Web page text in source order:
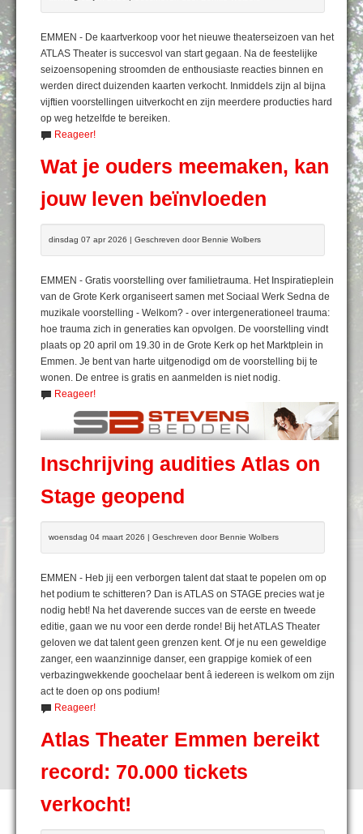
EMMEN - De kaartverkoop voor het nieuwe theaterseizoen van het
ATLAS Theater is succesvol van start gegaan. Na de feestelijke
seizoensopening stroomden de enthousiaste reacties binnen en
werden direct duizenden kaarten verkocht. Inmiddels zijn al bijna
vijftien voorstellingen uitverkocht en zijn meerdere producties hard
op weg hetzelfde te bereiken.
Reageer!
Wat je ouders meemaken, kan
jouw leven beïnvloeden
dinsdag 07 apr 2026 | Geschreven door Bennie Wolbers
EMMEN - Gratis voorstelling over familietrauma. Het Inspiratieplein
van de Grote Kerk organiseert samen met Sociaal Werk Sedna de
muzikale voorstelling - Welkom? - over intergenerationeel trauma:
hoe trauma zich in generaties kan opvolgen. De voorstelling vindt
plaats op 20 april om 19.30 in de Grote Kerk op het Marktplein in
Emmen. Je bent van harte uitgenodigd om de voorstelling bij te
wonen. De entree is gratis en aanmelden is niet nodig.
Reageer!
Inschrijving audities Atlas on
Stage geopend
woensdag 04 maart 2026 | Geschreven door Bennie Wolbers
EMMEN - Heb jij een verborgen talent dat staat te popelen om op
het podium te schitteren? Dan is ATLAS on STAGE precies wat je
nodig hebt! Na het daverende succes van de eerste en tweede
editie, gaan we nu voor een derde ronde! Bij het ATLAS Theater
geloven we dat talent geen grenzen kent. Of je nu een geweldige
zanger, een waanzinnige danser, een grappige komiek of een
verbazingwekkende goochelaar bent â iedereen is welkom om zijn
act te doen op ons podium!
Reageer!
Atlas Theater Emmen bereikt
record: 70.000 tickets
verkocht!